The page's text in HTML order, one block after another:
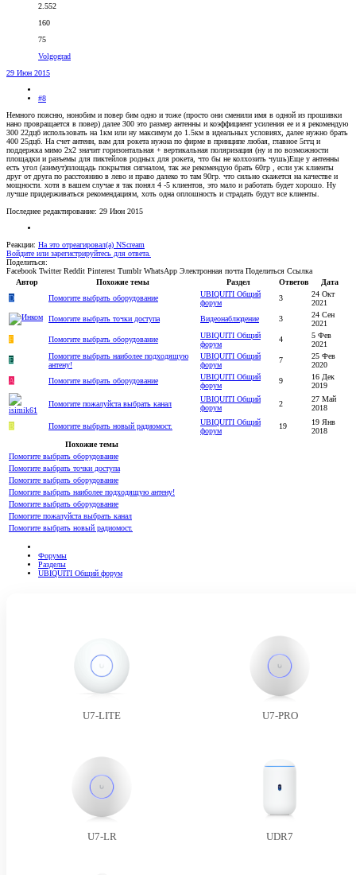
2.552
160
75
Volgograd
29 Июн 2015
#8
Немного поясню, нонобим и повер бим одно и тоже (просто они сменили имя в одной из прошивки
нано провращается в повер) далее 300 это размер антенны и коэффициент усиления ее и я рекомендую
300 22дцб использовать на 1км или ну максимум до 1.5км в идеальных условиях, далее нужно брать
400 25дцб. На счет антенн, вам для рокета нужна по фирме в принципе любая, главное 5ггц и
поддержка мимо 2х2 значит горизонтальная + вертикальная поляризация (ну и по возможности
площадки и разъемы для пиктейлов родных для рокета, что бы не колхозить чушь)Еще у антенны
есть угол (азимут)площадь покрытия сигналом, так же рекомендую брать 60гр , если уж клиенты
друг от друга по расстоянию в лево и право далеко то там 90гр. что сильно скажется на качестве и
мощности. хотя в вашем случае я так понял 4 -5 клиентов, это мало и работать будет хорошо. Ну
лучше придерживаться рекомендациям, хоть одна оплошность и страдать будут все клиенты.
Последнее редактирование: 29 Июн 2015
Реакции: На это отреагировал(а) NScream
Войдите или зарегистрируйтесь для ответа.
Поделиться:
Facebook Twitter Reddit Pinterest Tumblr WhatsApp Электронная почта Поделиться Ссылка
Автор
Похожие темы Раздел Ответов
Дата
D
Помогите выбрать оборудование
UBIQUITI Общий
форум
3
24 Окт
2021
Помогите выбрать точки доступа
Видеонаблюдение 3
24 Сен
2021
F
Помогите выбрать оборудование
UBIQUITI Общий
форум
4
5 Фев
2021
E
Помогите выбрать наиболее подходящую
антену!
UBIQUITI Общий
форум
7
25 Фев
2020
A
Помогите выбрать оборудование
UBIQUITI Общий
форум
9
16 Дек
2019
Помогите пожалуйста выбрать канал
UBIQUITI Общий
форум
2
27 Май
2018
B Помогите выбрать новый радиомост.
UBIQUITI Общий
форум
19
19 Янв
2018
Похожие темы
Помогите выбрать оборудование
Помогите выбрать точки доступа
Помогите выбрать оборудование
Помогите выбрать наиболее подходящую антену!
Помогите выбрать оборудование
Помогите пожалуйста выбрать канал
Помогите выбрать новый радиомост.
Форумы
Разделы
UBIQUITI Общий форум
U7-LITE U7-PRO
U7-LR UDR7